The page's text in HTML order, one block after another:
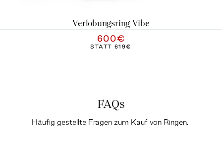
Verlobungsring Vibe
600€
STATT 619€
FAQs
Häufig gestellte Fragen zum Kauf von Ringen.